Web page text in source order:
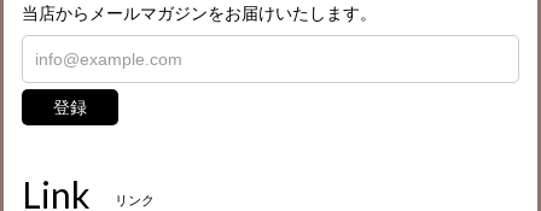
当店からメールマガジンをお届けいたします。
登録
Link リンク